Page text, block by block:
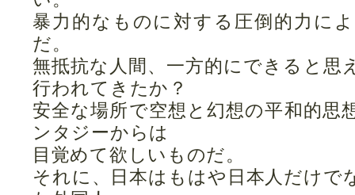
暴力的なものに対する圧倒的力に
だ。
無抵抗な人間、一方的にできると思
行われてきたか？
安全な場所で空想と幻想の平和的思
ンタジーからは
目覚めて欲しいものだ。
それに、日本はもはや日本人だけで